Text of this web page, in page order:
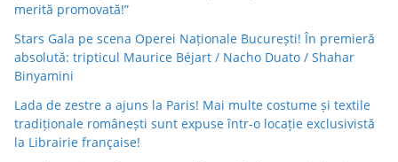
merită promovată!”
Stars Gala pe scena Operei Naționale București! În premieră
absolută: tripticul Maurice Béjart / Nacho Duato / Shahar
Binyamini
Lada de zestre a ajuns la Paris! Mai multe costume și textile
tradiționale românești sunt expuse într-o locație exclusivistă
la Librairie française!